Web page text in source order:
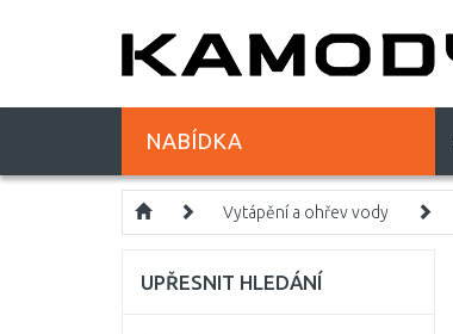
NABÍDKA
Vytápění a ohřev vody
UPŘESNIT HLEDÁNÍ